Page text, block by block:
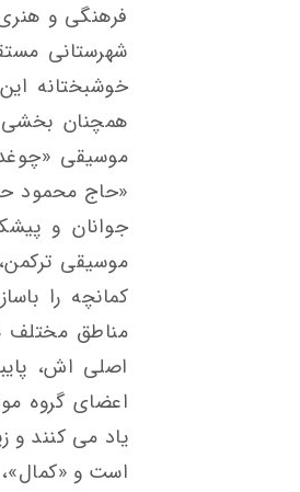
فرهنگی و
شهرستانی
خوشبختانه
همچنان بخشی
موسیقی
«حاج محمود
جوانان و
موسیقی
کمانچه را
مناطق مختلف
اصلی اش،
اعضای گروه
یاد می کنند و
است و